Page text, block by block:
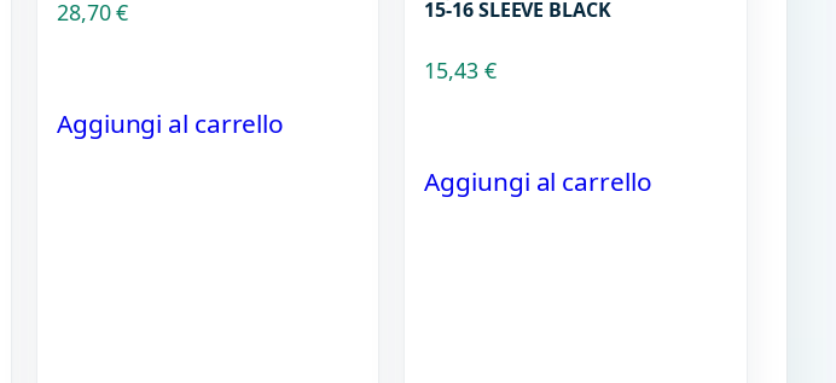
28,70€
Aggiungi al carrello
15-16 SLEEVE BLACK
15,43 €
Aggiungi al carrello